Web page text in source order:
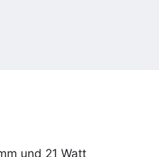
und 21 Watt